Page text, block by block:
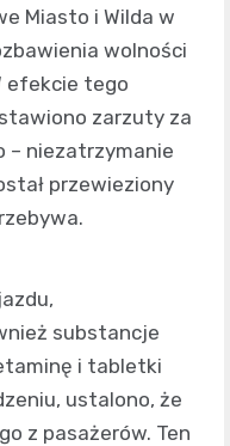
Miasto i Wilda w
wolności
efekcie tego
zarzuty za
– niezatrzymanie
przewieziony
substancje
i tabletki
ustalono, że
z pasażerów. Ten